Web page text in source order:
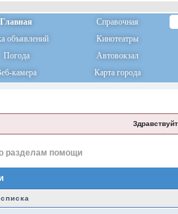
Главная
Справочная
объявлений
Кинотеатры
Погода
Автовокзал
камера
Карта города
разделам помощи